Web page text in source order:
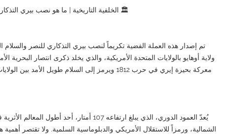
🏛 الخلفية التاريخية | ما هو نصب بيري
تم إصدار هذه العملة الفضية تكريماً لنصب بيري التذكاري للنصر والسلام
ولاية أوهايو بالولايات المتحدة الأمريكية، والذي يخلد ذكرى انتصار البحرية
معركة بحيرة إيري في حرب 1812 ويرمز إلى السلام طويل الأمد بين
يُعدّ العمود الدوري، الذي يبلغ ارتفاعه 107 أمتار، أحد أطول
الشمالية، ورمزاً للاستقلال الأمريكي والدبلوماسية السلمية. ولا تقتصر أهمية